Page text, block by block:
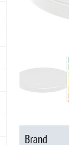
Brand